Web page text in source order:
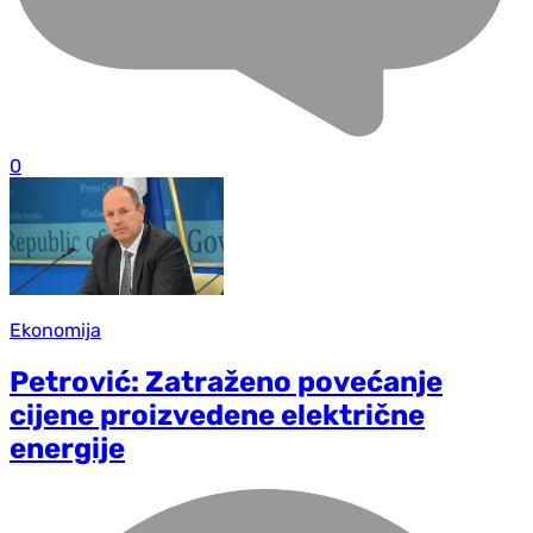
0
Ekonomija
Petrović: Zatraženo povećanje
cijene proizvedene električne
energije